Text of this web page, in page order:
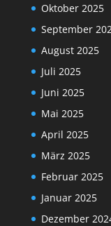
Oktober 2025
September
August 2025
Juli 2025
Juni 2025
Mai 2025
April 2025
März 2025
Februar 2025
Januar 2025
Dezember